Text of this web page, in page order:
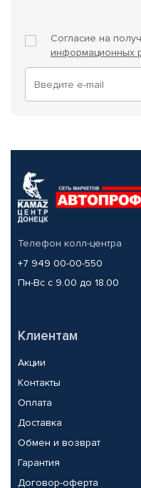
Согласие на
информационных
Телефон колл-центра
+7 949 00-00-550
Пн-Вс с 9.00 до 18.00
Клиентам
Акции
Контакты
Оплата
Доставка
Обмен и возврат
Гарантия
Договор-оферта